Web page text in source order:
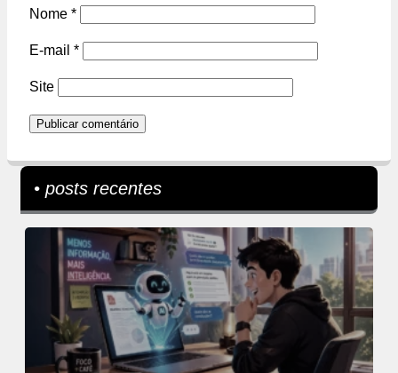
Nome *
E-mail *
Site
• posts recentes